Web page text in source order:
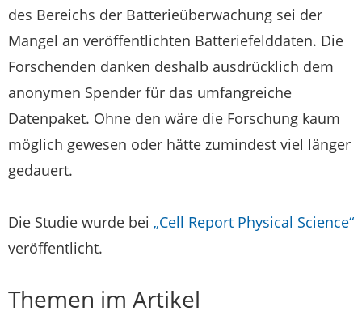
des Bereichs der Batterieüberwachung sei der
Mangel an veröffentlichten Batteriefelddaten. Die
Forschenden danken deshalb ausdrücklich dem
anonymen Spender für das umfangreiche
Datenpaket. Ohne den wäre die Forschung kaum
möglich gewesen oder hätte zumindest viel länger
gedauert.
Die Studie wurde bei „Cell Report Physical Science“
veröffentlicht.
Themen im Artikel